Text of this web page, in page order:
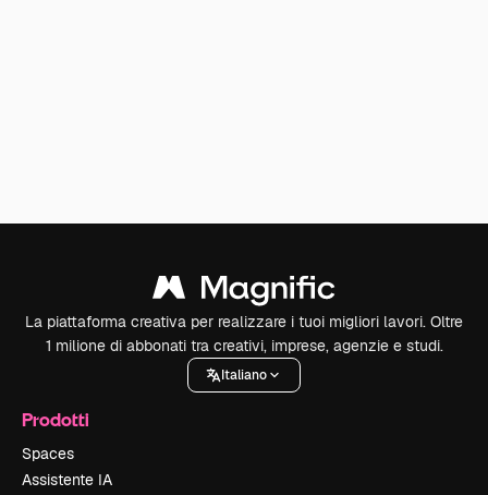
La piattaforma creativa per realizzare i tuoi migliori lavori. Oltre
1 milione di abbonati tra creativi, imprese, agenzie e studi.
Italiano
Prodotti
Spaces
Assistente IA